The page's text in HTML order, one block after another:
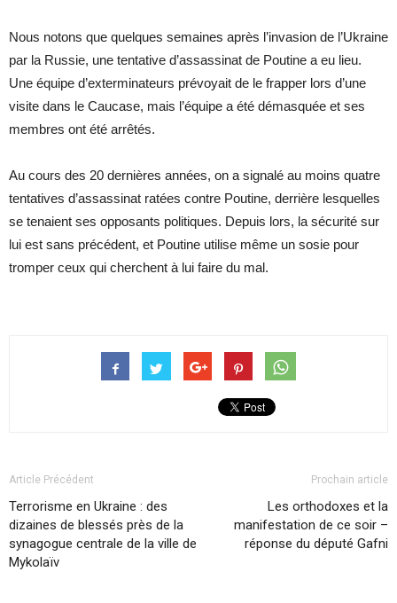
Nous notons que quelques semaines après l’invasion de l’Ukraine
par la Russie, une tentative d’assassinat de Poutine a eu lieu.
Une équipe d’exterminateurs prévoyait de le frapper lors d’une
visite dans le Caucase, mais l’équipe a été démasquée et ses
membres ont été arrêtés.
Au cours des 20 dernières années, on a signalé au moins quatre
tentatives d’assassinat ratées contre Poutine, derrière lesquelles
se tenaient ses opposants politiques. Depuis lors, la sécurité sur
lui est sans précédent, et Poutine utilise même un sosie pour
tromper ceux qui cherchent à lui faire du mal.
Article Précédent
Terrorisme en Ukraine : des
dizaines de blessés près de la
synagogue centrale de la ville de
Mykolaïv
Prochain article
Les orthodoxes et la
manifestation de ce soir –
réponse du député Gafni